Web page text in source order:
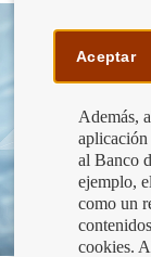
Aceptar
Además,
aplicación
al Banco
ejemplo,
como un
cookies.